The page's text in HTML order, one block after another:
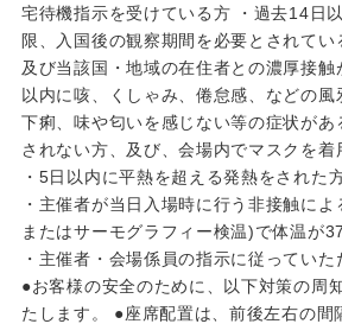
宅待機指示を受けている方 ・過去14日
限、入国後の観察期間を必要とされて
及び当該国・地域の在住者との濃厚接
以内に咳、くしゃみ、倦怠感、などの風
下痢、味や匂いを感じない等の症状があ
されない方、及び、会場内でマスクを着
・5日以内に平熱を超える発熱をされた
・主催者が当日入場時に行う非接触に
またはサーモグラフィー検温)で体温が
・主催者・会場係員の指示に従っていた
●お客様の安全のために、以下対策の周
たします。 ●座席配置は、前後左右の間